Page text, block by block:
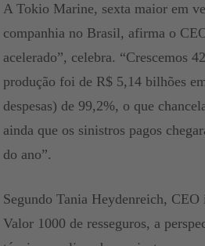
A Tokio Marine, sexta maior em
companhia no Brasil, afirma o
acelerado”, celebra. “Crescemos
produção foi de R$ 5,14 bilhões
despesas) de 99,2%, o que
ainda que os sinistros pagos
do ano”.
Segundo Tania Heydenreich,
Valor 1000 de resseguros, a